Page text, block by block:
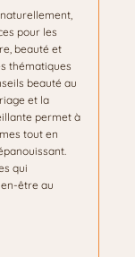
pour les
beauté et
thématiques
beauté au
et la
permet à
tout en
qui
être au